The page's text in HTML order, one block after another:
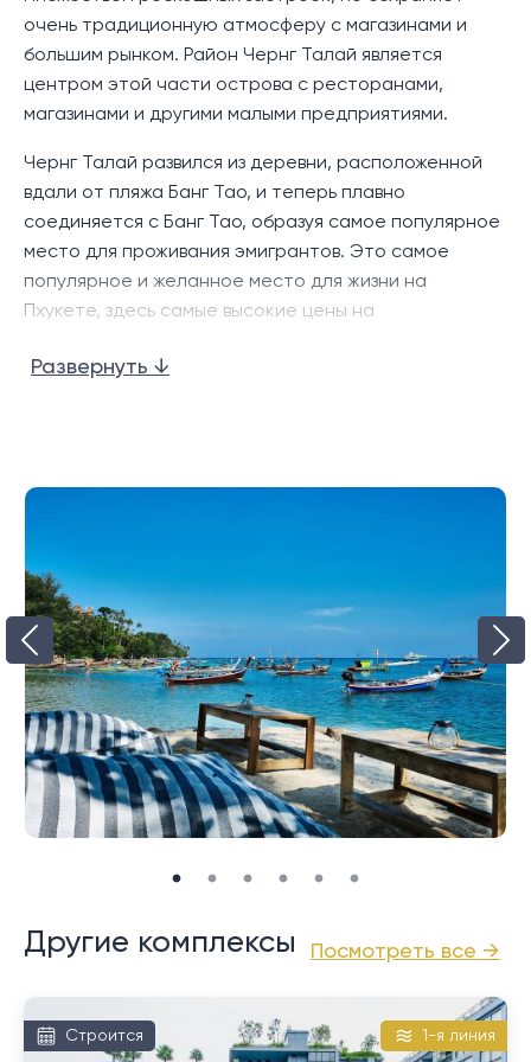
сочетание традиционных тайских архитектурных
элементов и современной эстетики, создавая
роскошную тропическую жизнь. Расположенный в
популярном районе Чернг Талай, он удобно
расположен недалеко от комплекса Laguna Phuket,
Blue Tree Phuket, торговых центров, а также
множества ресторанов и развлекательных
заведений в Чанг Талае, Бангтао и Сурине.
Этот проект включает в себя всего шесть вилл с
бассейном, каждая из которых имеет характерную
остроконечную тайскую крышу, которая
вентиляцию. Все виллы одноуровневые, что делает
отличительной особенностью является гостиная и
стильная кухня в западном стиле. Дизайн виллы L-
образной формы сосредоточен вокруг частного
бассейна, обеспечивающего прямой доступ из
большей части виллы. Главная спальня имеет прямой
выход к бассейну, а гостиная, обеденная зона и
третья гостевая спальня выходят на просторную
террасу у бассейна.
Снаружи большой открытый павильон приглашает
пообедать на открытом воздухе, устроить
вечеринки с барбекю и посидеть с семьей и
на террасе у бассейна, а детям будет достаточно
места для игр на зеленой лужайке вокруг бассейна.
сочетание элегантной архитектуры и тропической
роскоши в отличном месте.
очень традиционную атмосферу с магазинами и
большим рынком. Район Чернг Талай является
центром этой части острова с ресторанами,
магазинами и другими малыми предприятиями.
Чернг Талай развился из деревни, расположенной
вдали от пляжа Банг Тао, и теперь плавно
соединяется с Банг Тао, образуя самое популярное
место для проживания эмигрантов. Это самое
популярное и желанное место для жизни на
Пхукете, здесь самые высокие цены на
Развернуть ↓
Посмотреть все →
Другие комплексы
Строится 1-я линия